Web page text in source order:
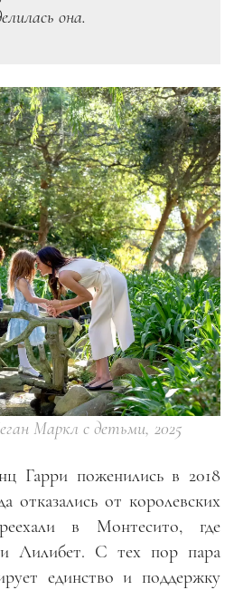
она.
Маркл с детьми, 2025
Гарри поженились в 2018
отказались от королевских
в Монтесито, где
Лилибет. С тех пор пара
единство и поддержку